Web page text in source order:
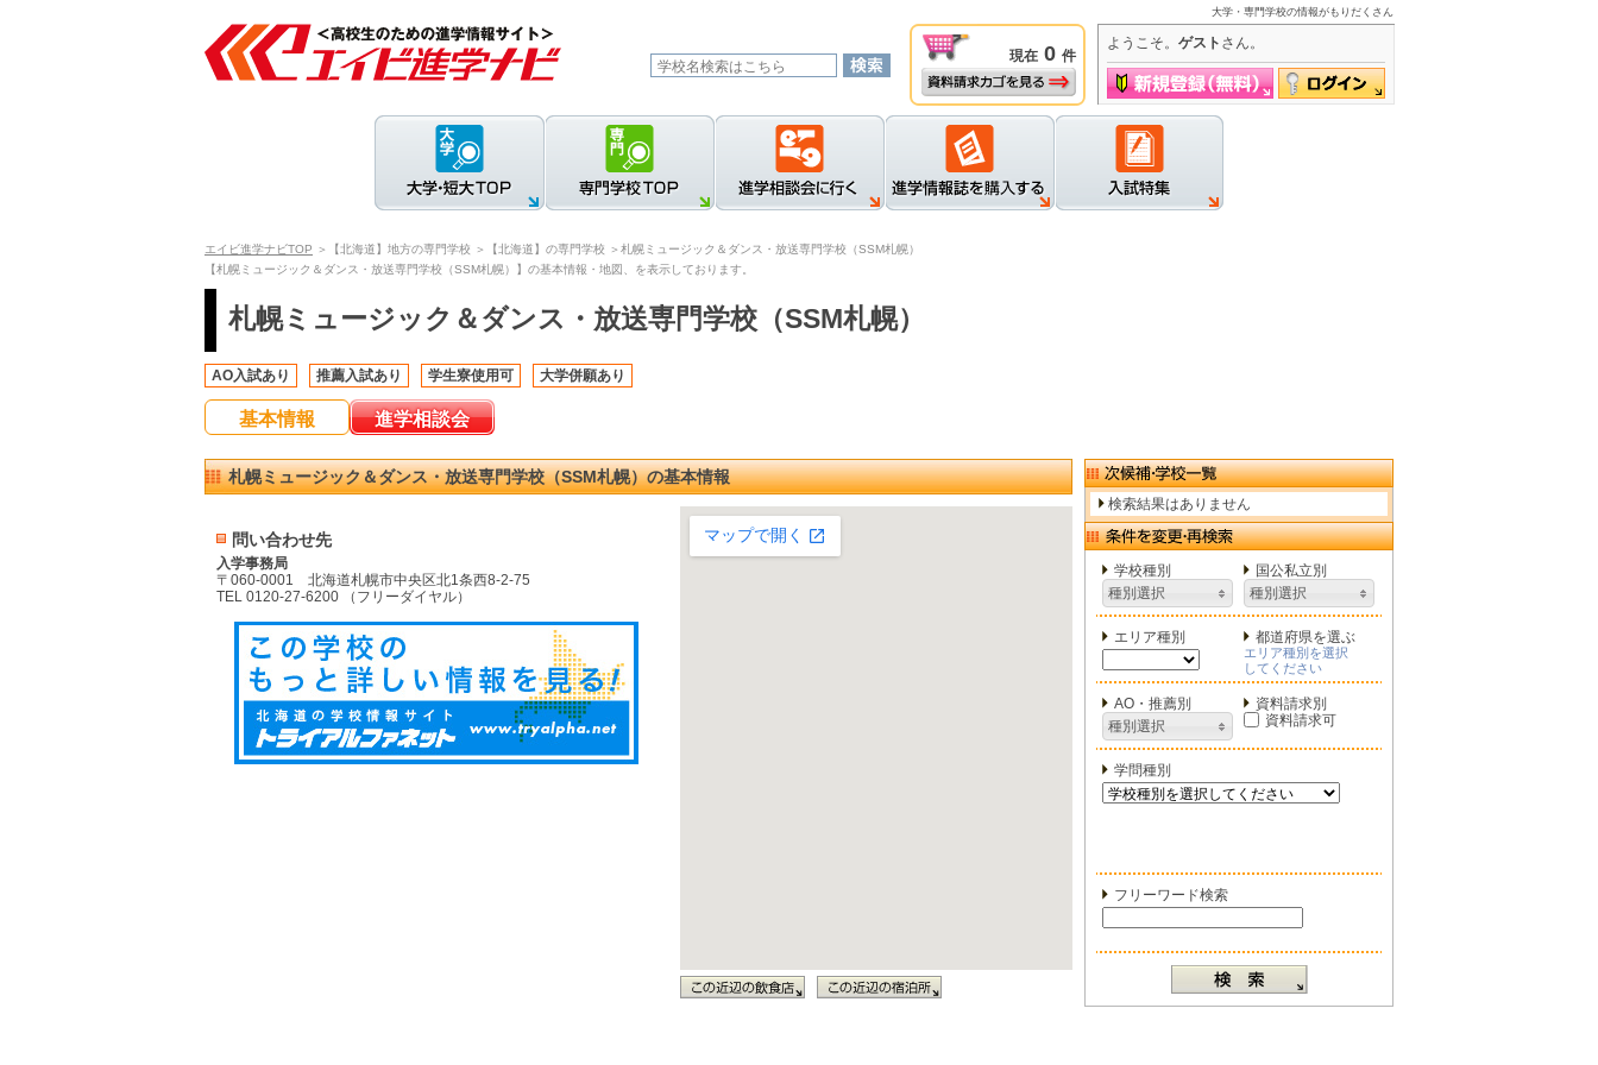
大学・専門学校の情報がもりだくさん
現在 0 件
資料請求カゴを見る
新規登録 ログイン
ようこそ。 ゲスト さん。
エイビ進学ナビTOP ＞【北海道】地方の専門学校 ＞【北海道】の専門学校 ＞札幌ミュージック＆ダンス・放送専門学校（SSM札幌）
【札幌ミュージック＆ダンス・放送専門学校（SSM札幌）】の基本情報・地図、を表示しております。
札幌ミュージック＆ダンス・放送専門学校（SSM札幌）
AO入試あり 推薦入試あり 学生寮使用可 大学併願あり
基本情報 進学相談会
札幌ミュージック＆ダンス・放送専門学校（SSM札幌）の基本情報
問い合わせ先
入学事務局
〒060-0001 北海道札幌市中央区北1条西8-2-75
TEL 0120-27-6200 （フリーダイヤル）
検索結果はありません
学校種別
種別選択
国公私立別
種別選択
エリア種別 都道府県を選ぶ
エリア種別を選択
してください
AO・推薦別
種別選択
資料請求別
資料請求可
学問種別
フリーワード検索